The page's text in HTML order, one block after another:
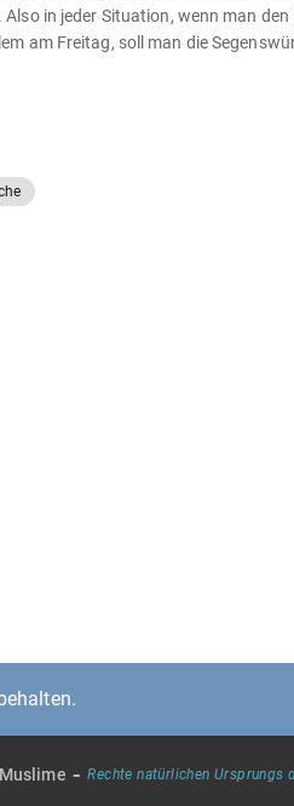
in jeder Situation, wenn man
am Freitag, soll man die
-Rechte natürlichen Ursprungs